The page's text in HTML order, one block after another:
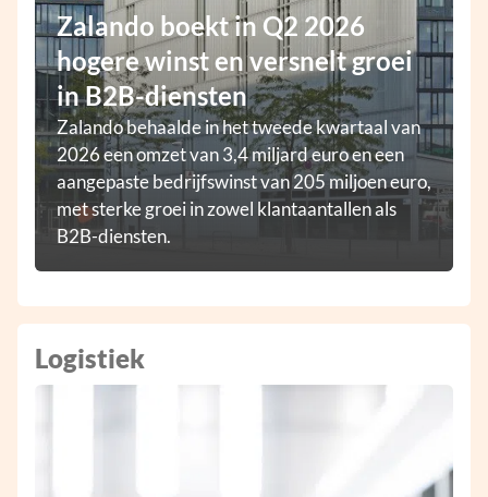
Zalando boekt in Q2 2026
hogere winst en versnelt groei
in B2B-diensten
Zalando behaalde in het tweede kwartaal van
2026 een omzet van 3,4 miljard euro en een
aangepaste bedrijfswinst van 205 miljoen euro,
met sterke groei in zowel klantaantallen als
B2B-diensten.
Logistiek